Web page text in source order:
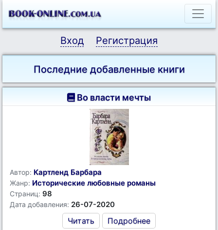
Вход Регистрация
Последние добавленные книги
Во власти мечты
Автор: Картленд Барбара
Жанр: Исторические любовные романы
Страниц: 98
Дата добавления: 26-07-2020
Читать Подробнее